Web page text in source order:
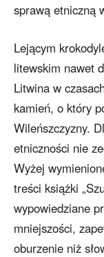
sprawą etniczną
Lejącym
litewskim nawet
Litwina w
kamień, o który
Wileńszczyzny.
etniczności nie
Wyżej
treści książki
wypowiedziane
mniejszości,
oburzenie niż